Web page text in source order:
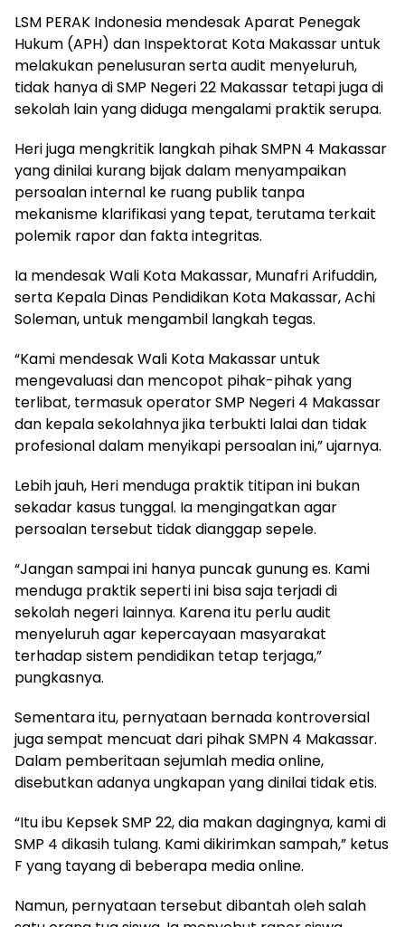
LSM PERAK Indonesia mendesak Aparat Penegak
Hukum (APH) dan Inspektorat Kota Makassar untuk
melakukan penelusuran serta audit menyeluruh,
tidak hanya di SMP Negeri 22 Makassar tetapi juga di
sekolah lain yang diduga mengalami praktik serupa.
Heri juga mengkritik langkah pihak SMPN 4 Makassar
yang dinilai kurang bijak dalam menyampaikan
persoalan internal ke ruang publik tanpa
mekanisme klarifikasi yang tepat, terutama terkait
polemik rapor dan fakta integritas.
Ia mendesak Wali Kota Makassar, Munafri Arifuddin,
serta Kepala Dinas Pendidikan Kota Makassar, Achi
Soleman, untuk mengambil langkah tegas.
“Kami mendesak Wali Kota Makassar untuk
mengevaluasi dan mencopot pihak-pihak yang
terlibat, termasuk operator SMP Negeri 4 Makassar
dan kepala sekolahnya jika terbukti lalai dan tidak
profesional dalam menyikapi persoalan ini,” ujarnya.
Lebih jauh, Heri menduga praktik titipan ini bukan
sekadar kasus tunggal. Ia mengingatkan agar
persoalan tersebut tidak dianggap sepele.
“Jangan sampai ini hanya puncak gunung es. Kami
menduga praktik seperti ini bisa saja terjadi di
sekolah negeri lainnya. Karena itu perlu audit
menyeluruh agar kepercayaan masyarakat
terhadap sistem pendidikan tetap terjaga,”
pungkasnya.
Sementara itu, pernyataan bernada kontroversial
juga sempat mencuat dari pihak SMPN 4 Makassar.
Dalam pemberitaan sejumlah media online,
disebutkan adanya ungkapan yang dinilai tidak etis.
“Itu ibu Kepsek SMP 22, dia makan dagingnya, kami di
SMP 4 dikasih tulang. Kami dikirimkan sampah,” ketus
F yang tayang di beberapa media online.
Namun, pernyataan tersebut dibantah oleh salah